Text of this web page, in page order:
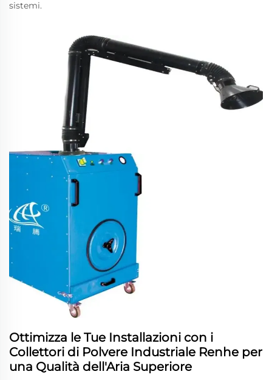
sistemi.
Ottimizza le Tue Installazioni con i
Collettori di Polvere Industriale Renhe per
una Qualità dell'Aria Superiore